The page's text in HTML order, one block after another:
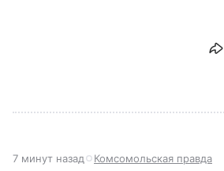
7 минут назад Комсомольская правда